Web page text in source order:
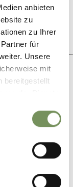
anbieten
zu
zu Ihrer
für
Unsere
mit
bereitgestellt